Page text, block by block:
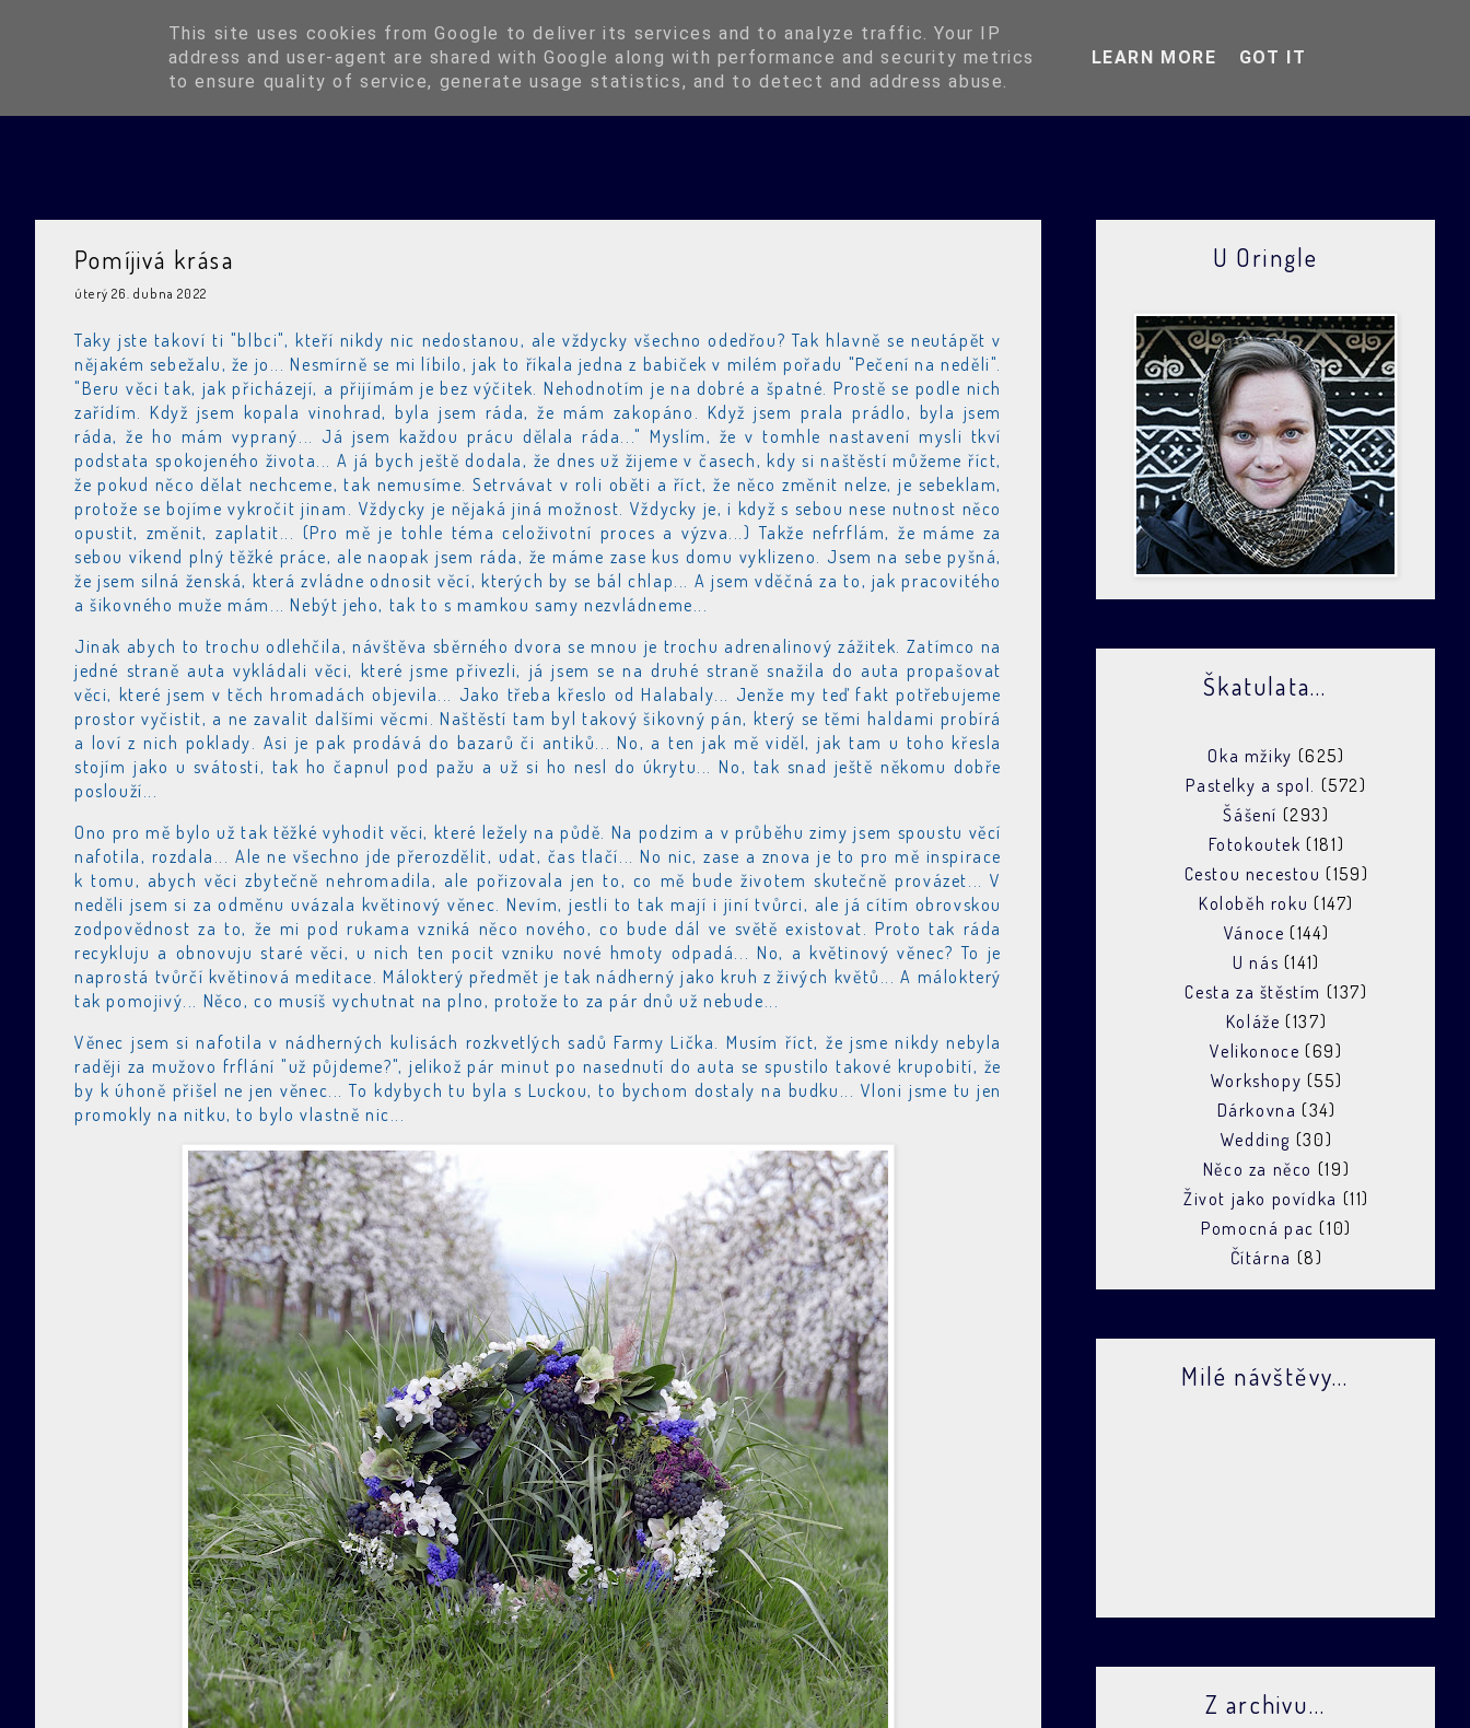
Blog Instagram Kup si Oringli O Oringli
Pomíjivá krása
úterý 26. dubna 2022
Taky jste takoví ti "blbci", kteří nikdy nic nedostanou, ale vždycky všechno odedřou? Tak hlavně se neutápět v
nějakém sebežalu, že jo... Nesmírně se mi líbilo, jak to říkala jedna z babiček v milém pořadu "Pečení na neděli".
"Beru věci tak, jak přicházejí, a přijímám je bez výčitek. Nehodnotím je na dobré a špatné. Prostě se podle nich
zařídím. Když jsem kopala vinohrad, byla jsem ráda, že mám zakopáno. Když jsem prala prádlo, byla jsem
ráda, že ho mám vypraný... Já jsem každou prácu dělala ráda..." Myslím, že v tomhle nastavení mysli tkví
podstata spokojeného života... A já bych ještě dodala, že dnes už žijeme v časech, kdy si naštěstí můžeme říct,
že pokud něco dělat nechceme, tak nemusíme. Setrvávat v roli oběti a říct, že něco změnit nelze, je sebeklam,
protože se bojíme vykročit jinam. Vždycky je nějaká jiná možnost. Vždycky je, i když s sebou nese nutnost něco
opustit, změnit, zaplatit... (Pro mě je tohle téma celoživotní proces a výzva...) Takže nefrflám, že máme za
sebou víkend plný těžké práce, ale naopak jsem ráda, že máme zase kus domu vyklizeno. Jsem na sebe pyšná,
že jsem silná ženská, která zvládne odnosit věcí, kterých by se bál chlap... A jsem vděčná za to, jak pracovitého
a šikovného muže mám... Nebýt jeho, tak to s mamkou samy nezvládneme...
Jinak abych to trochu odlehčila, návštěva sběrného dvora se mnou je trochu adrenalinový zážitek. Zatímco na
jedné straně auta vykládali věci, které jsme přivezli, já jsem se na druhé straně snažila do auta propašovat
věci, které jsem v těch hromadách objevila... Jako třeba křeslo od Halabaly... Jenže my teď fakt potřebujeme
prostor vyčistit, a ne zavalit dalšími věcmi. Naštěstí tam byl takový šikovný pán, který se těmi haldami probírá
a loví z nich poklady. Asi je pak prodává do bazarů či antiků... No, a ten jak mě viděl, jak tam u toho křesla
stojím jako u svátosti, tak ho čapnul pod pažu a už si ho nesl do úkrytu... No, tak snad ještě někomu dobře
poslouží...
Ono pro mě bylo už tak těžké vyhodit věci, které ležely na půdě. Na podzim a v průběhu zimy jsem spoustu věcí
nafotila, rozdala... Ale ne všechno jde přerozdělit, udat, čas tlačí... No nic, zase a znova je to pro mě inspirace
k tomu, abych věci zbytečně nehromadila, ale pořizovala jen to, co mě bude životem skutečně provázet... V
neděli jsem si za odměnu uvázala květinový věnec. Nevím, jestli to tak mají i jiní tvůrci, ale já cítím obrovskou
zodpovědnost za to, že mi pod rukama vzniká něco nového, co bude dál ve světě existovat. Proto tak ráda
recykluju a obnovuju staré věci, u nich ten pocit vzniku nové hmoty odpadá... No, a květinový věnec? To je
naprostá tvůrčí květinová meditace. Málokterý předmět je tak nádherný jako kruh z živých květů... A málokterý
tak pomojivý... Něco, co musíš vychutnat na plno, protože to za pár dnů už nebude...
Věnec jsem si nafotila v nádherných kulisách rozkvetlých sadů Farmy Lička. Musím říct, že jsme nikdy nebyla
raději za mužovo frflání "už půjdeme?", jelikož pár minut po nasednutí do auta se spustilo takové krupobití, že
by k úhoně přišel ne jen věnec... To kdybych tu byla s Luckou, to bychom dostaly na budku... Vloni jsme tu jen
promokly na nitku, to bylo vlastně nic...
U Oringle
Škatulata...
Oka mžiky (625)
Pastelky a spol. (572)
Šášení (293)
Fotokoutek (181)
Cestou necestou (159)
Koloběh roku (147)
Vánoce (144)
U nás (141)
Cesta za štěstím (137)
Koláže (137)
Velikonoce (69)
Workshopy (55)
Dárkovna (34)
Wedding (30)
Něco za něco (19)
Život jako povídka (11)
Pomocná pac (10)
Čítárna (8)
Milé návštěvy...
Z archivu...
This site uses cookies from Google to deliver its services and to analyze traffic. Your IP
address and user-agent are shared with Google along with performance and security metrics
to ensure quality of service, generate usage statistics, and to detect and address abuse.
LEARN MORE GOT IT